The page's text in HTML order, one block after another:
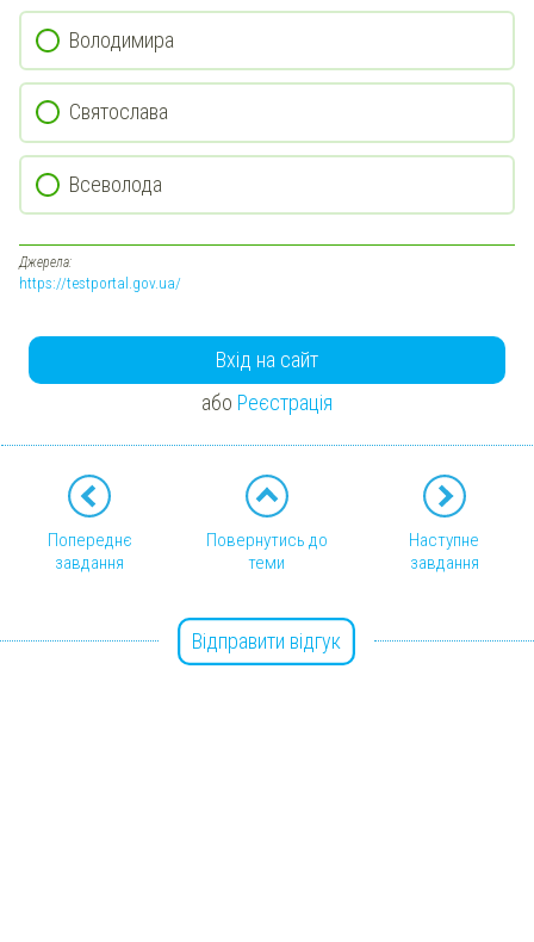
Володимира
Святослава
Всеволода
Джерела:
https://testportal.gov.ua/
Вхід на сайт
або Реєстрація
Попереднє
завдання
Повернутись до
теми
Наступне
завдання
Відправити відгук